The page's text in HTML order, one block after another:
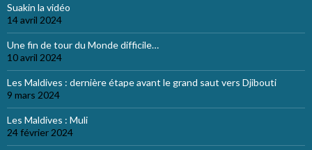
Suakin la vidéo
14 avril 2024
Une fin de tour du Monde difficile…
10 avril 2024
Les Maldives : dernière étape avant le grand saut vers Djibouti
9 mars 2024
Les Maldives : Muli
24 février 2024